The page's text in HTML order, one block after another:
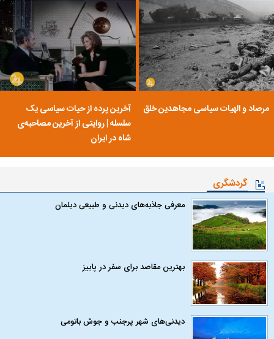
مرصاد و الهیات سیاسی مجاهدین خلق
آخرین پرده از حیات سیاسی یک
سلسله | روایتی از آخرین مصاحبه‌ی
شاه در ایران
گردشگری
معرفی جاذبه‌های دیدنی و طبیعی دیلمان
بهترین مقاصد برای سفر در پاییز
دیدنی‌های شهر پرجنب و جوش باتومی